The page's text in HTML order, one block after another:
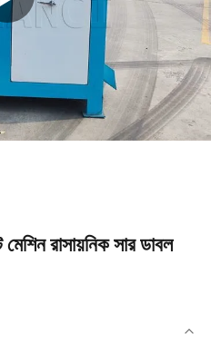
রাসায়নিক সার ডাবল